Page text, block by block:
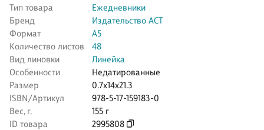
Тип товара
Ежедневники
Бренд
Издательство АСТ
Формат
А5
Количество листов
48
Вид линовки
Линейка
Особенности
Недатированные
Размер
0.7x14x21.3
ISBN/Артикул
978-5-17-159183-0
Вес, г.
155 г
ID товара
2995808